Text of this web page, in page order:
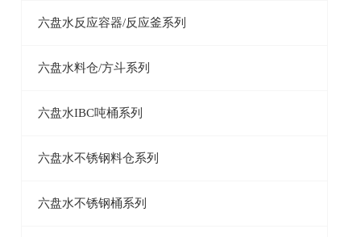
六盘水反应容器/反应釜系列
六盘水料仓/方斗系列
六盘水IBC吨桶系列
六盘水不锈钢料仓系列
六盘水不锈钢桶系列